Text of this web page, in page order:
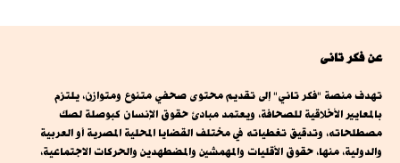
عن فكر تانى
تهدف منصة "فكر تاني" إلى تقديم محتوى صحفي متنوع ومتوازن، يلتزم
بالمعايير الأخلاقية للصحافة، ويعتمد مبادئ حقوق الإنسان كبوصلة لصك
مصطلحاته، وتدقيق تغطياته في مختلف القضايا المحلية المصرية أو العربية
والدولية، منها، حقوق الأقليات والمهمشين والمضطهدين والحركات الاجتماعية،